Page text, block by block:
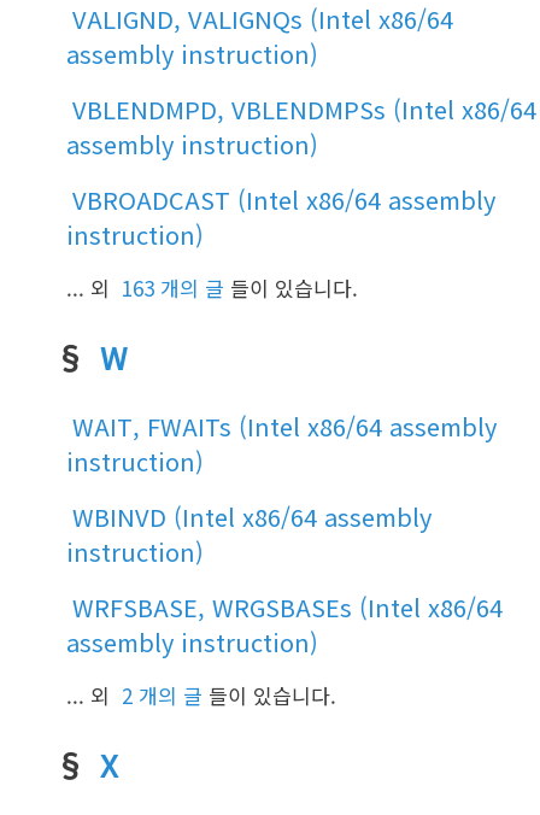
VALIGND, VALIGNQs (Intel x86/64
assembly instruction)
VBLENDMPD, VBLENDMPSs (Intel x86/64
assembly instruction)
VBROADCAST (Intel x86/64 assembly
instruction)
... 외 163 개의 글 들이 있습니다.
§ W
WAIT, FWAITs (Intel x86/64 assembly
instruction)
WBINVD (Intel x86/64 assembly
instruction)
WRFSBASE, WRGSBASEs (Intel x86/64
assembly instruction)
... 외 2 개의 글 들이 있습니다.
§ X